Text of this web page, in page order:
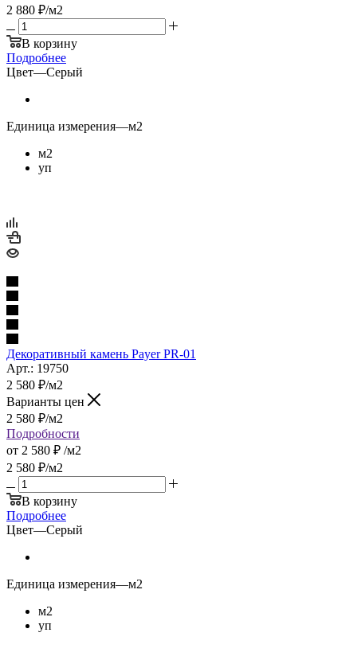
2 880 ₽/м2
В корзину
Подробнее
Цвет—Серый
Единица измерения—м2
м2
уп
Декоративный камень Payer PR-01
Арт.: 19750
2 580 ₽/м2
Варианты цен
2 580 ₽/м2
Подробности
от 2 580 ₽ /м2
2 580 ₽/м2
В корзину
Подробнее
Цвет—Серый
Единица измерения—м2
м2
уп